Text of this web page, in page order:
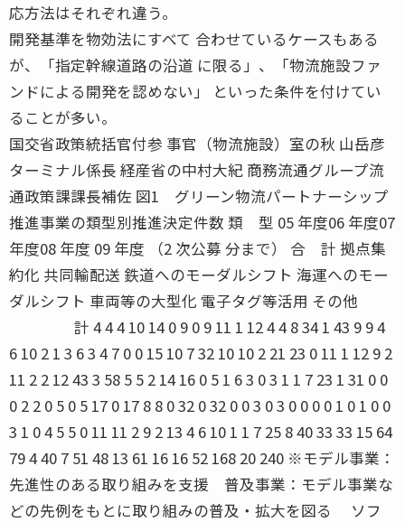
応方法はそれぞれ違う。
開発基準を物効法にすべて 合わせているケースもある
が、「指定幹線道路の沿道 に限る」、「物流施設ファ
ンドによる開発を認めない」 といった条件を付けてい
ることが多い。
国交省政策統括官付参 事官（物流施設）室の秋 山岳彦
ターミナル係長 経産省の中村大紀 商務流通グループ流
通政策課課長補佐 図1 グリーン物流パートナーシップ
推進事業の類型別推進決定件数 類 型 05 年度06 年度07
年度08 年度 09 年度 （2 次公募 分まで） 合 計 拠点集
約化 共同輸配送 鉄道へのモーダルシフト 海運へのモー
ダルシフト 車両等の大型化 電子タグ等活用 その他
計 4 4 4 10 14 0 9 0 9 11 1 12 4 4 8 34 1 43 9 9 4
6 10 2 1 3 6 3 4 7 0 0 15 10 7 32 10 10 2 21 23 0 11 1 12 9 2
11 2 2 12 43 3 58 5 5 2 14 16 0 5 1 6 3 0 3 1 1 7 23 1 31 0 0
0 2 2 0 5 0 5 17 0 17 8 8 0 32 0 32 0 0 3 0 3 0 0 0 0 1 0 1 0 0
3 1 0 4 5 5 0 11 11 2 9 2 13 4 6 10 1 1 7 25 8 40 33 33 15 64
79 4 40 7 51 48 13 61 16 16 52 168 20 240 ※モデル事業：
先進性のある取り組みを支援 普及事業：モデル事業な
どの先例をもとに取り組みの普及・拡大を図る ソフ